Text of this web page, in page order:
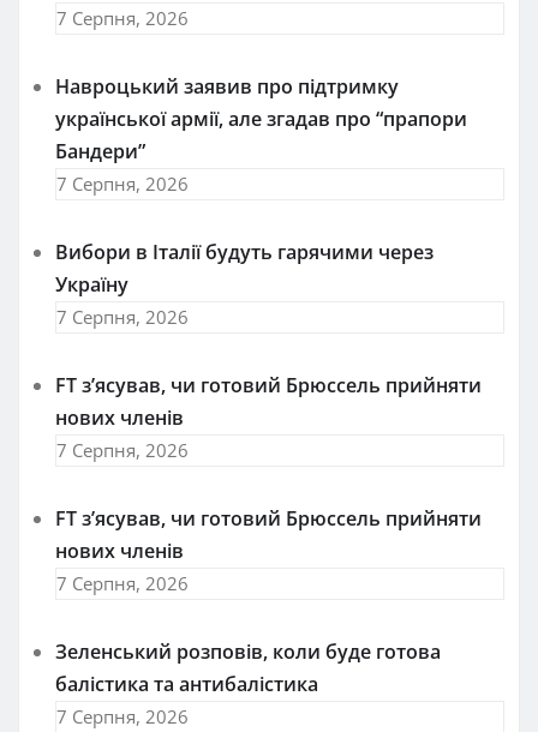
7 Серпня, 2026
Навроцький заявив про підтримку
української армії, але згадав про “прапори
Бандери”
7 Серпня, 2026
Вибори в Італії будуть гарячими через
Україну
7 Серпня, 2026
FT зʼясував, чи готовий Брюссель прийняти
нових членів
7 Серпня, 2026
FT зʼясував, чи готовий Брюссель прийняти
нових членів
7 Серпня, 2026
Зеленський розповів, коли буде готова
балістика та антибалістика
7 Серпня, 2026